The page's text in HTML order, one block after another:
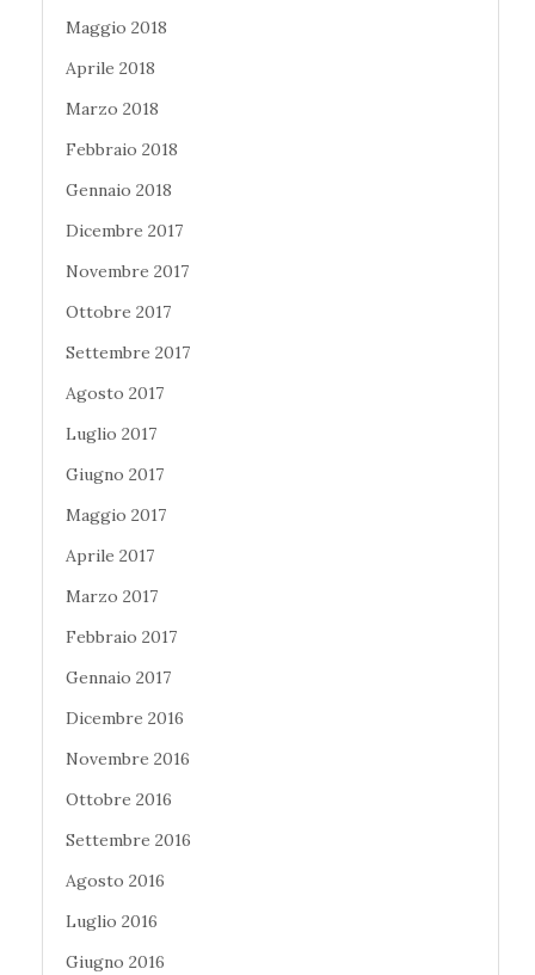
Maggio 2018
Aprile 2018
Marzo 2018
Febbraio 2018
Gennaio 2018
Dicembre 2017
Novembre 2017
Ottobre 2017
Settembre 2017
Agosto 2017
Luglio 2017
Giugno 2017
Maggio 2017
Aprile 2017
Marzo 2017
Febbraio 2017
Gennaio 2017
Dicembre 2016
Novembre 2016
Ottobre 2016
Settembre 2016
Agosto 2016
Luglio 2016
Giugno 2016